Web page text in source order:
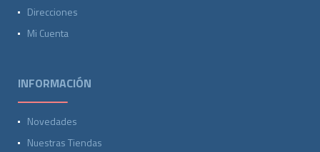
Direcciones
Mi Cuenta
INFORMACIÓN
Novedades
Nuestras Tiendas